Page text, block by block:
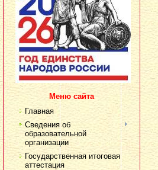
Меню сайта
Главная
Сведения об
образовательной
организации
Государственная итоговая
аттестация